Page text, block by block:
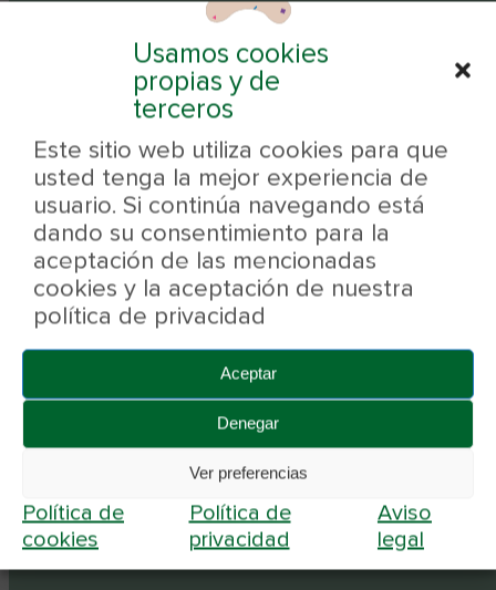
Usamos cookies
propias y de
terceros
Este sitio web utiliza cookies para que
usted tenga la mejor experiencia de
usuario. Si continúa navegando está
dando su consentimiento para la
aceptación de las mencionadas
cookies y la aceptación de nuestra
política de privacidad
Aceptar
Denegar
Ver preferencias
Política de
cookies
Política de
privacidad
Aviso
legal
-20% EN 2ª UD.
-20% EN 2ª UD.
Pienso para perros Popas Crok
€I.V.A. incluido